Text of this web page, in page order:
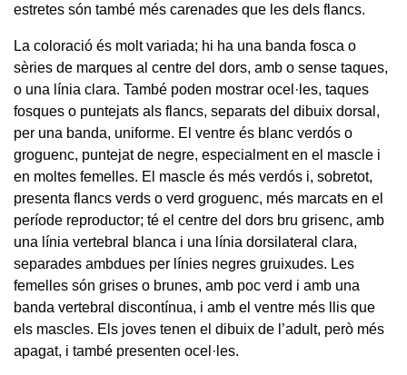
estretes són també més carenades que les dels flancs.
La coloració és molt variada; hi ha una banda fosca o
sèries de marques al centre del dors, amb o sense taques,
o una línia clara. També poden mostrar ocel·les, taques
fosques o puntejats als flancs, separats del dibuix dorsal,
per una banda, uniforme. El ventre és blanc verdós o
groguenc, puntejat de negre, especialment en el mascle i
en moltes femelles. El mascle és més verdós i, sobretot,
presenta flancs verds o verd groguenc, més marcats en el
període reproductor; té el centre del dors bru grisenc, amb
una línia vertebral blanca i una línia dorsilateral clara,
separades ambdues per línies negres gruixudes. Les
femelles són grises o brunes, amb poc verd i amb una
banda vertebral discontínua, i amb el ventre més llis que
els mascles. Els joves tenen el dibuix de l’adult, però més
apagat, i també presenten ocel·les.